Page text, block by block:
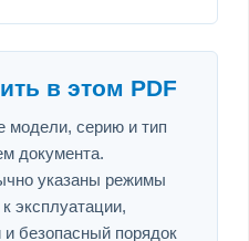
в этом PDF
модели, серию и тип
документа.
указаны режимы
эксплуатации,
безопасный порядок